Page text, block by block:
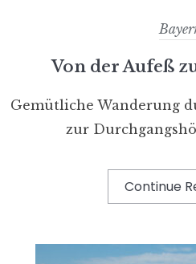
Von der Aufeß
Gemütliche Wanderung
zur
Continue